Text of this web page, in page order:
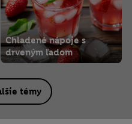
Chladené nápoje s
drveným ľadom
témy